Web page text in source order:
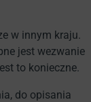
w innym kraju.
jest wezwanie
to konieczne.
do opisania